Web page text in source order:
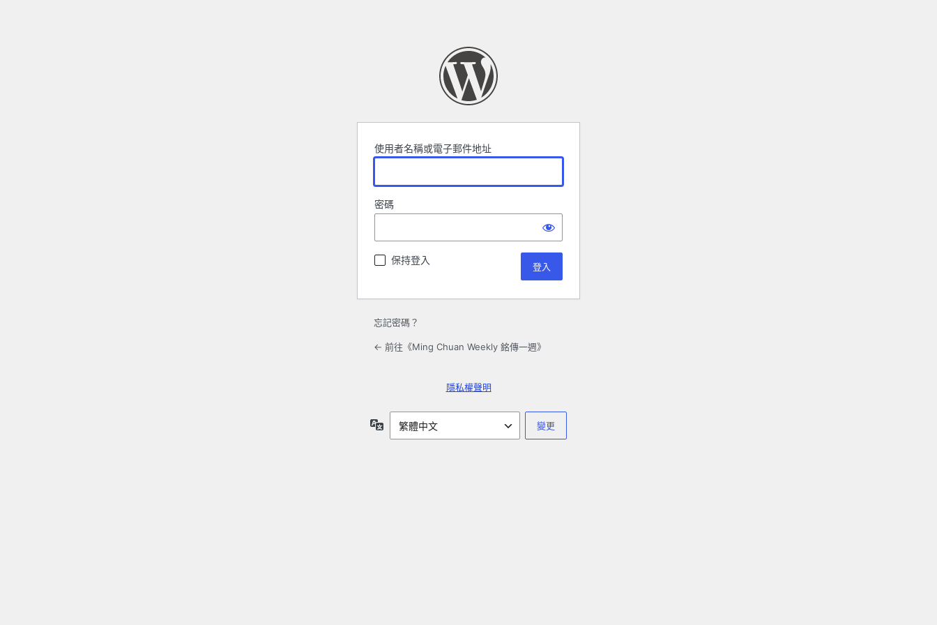
使用者名稱或電子郵件地址
密碼
保持登入
忘記密碼？
← 前往《Ming Chuan Weekly 銘傳一週》
隱私權聲明
言